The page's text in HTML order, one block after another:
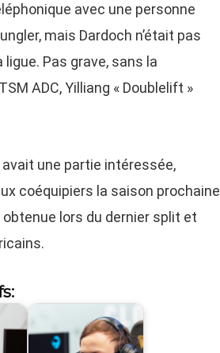
avec une personne
mais Dardoch n’était pas
Pas grave, sans la
ADC, Yilliang « Doublelift »
une partie intéressée,
coéquipiers la saison prochaine
lors du dernier split et